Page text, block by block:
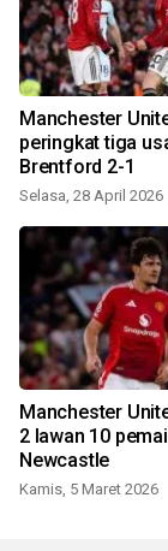
Manchester
peringkat tiga
Brentford 2-1
Selasa, 28 April 2026
Manchester
2 lawan 10
Newcastle
Kamis, 5 Maret 2026